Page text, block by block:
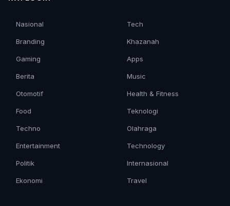
Nasional
Branding
Gaming
Berita
Otomotif
Tech
Khazanah
Apps
Music
Health & Fitness
Food
Techno
Entertainment
Politik
Ekonomi
Teknologi
Olahraga
Technology
Internasional
Travel